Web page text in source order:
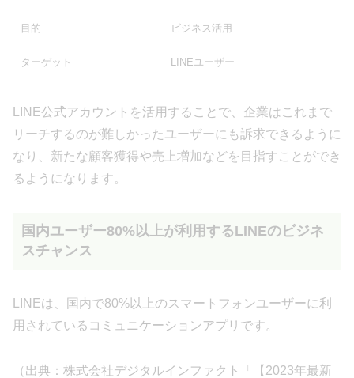
目的 ビジネス活用
ターゲット LINEユーザー
LINE公式アカウントを活用することで、企業はこれまで
リーチするのが難しかったユーザーにも訴求できるように
なり、新たな顧客獲得や売上増加などを目指すことができ
るようになります。
国内ユーザー80%以上が利用するLINEのビジネ
スチャンス
LINEは、国内で80%以上のスマートフォンユーザーに利
用されているコミュニケーションアプリです。
（出典：株式会社デジタルインファクト「【2023年最新